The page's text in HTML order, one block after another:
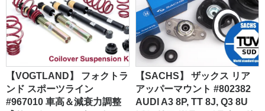
【VOGTLAND】 フォクトラ
ンド スポーツライン
#967010 車高＆減衰力調整
【SACHS】 ザックス リア
アッパーマウント #802382
AUDI A3 8P, TT 8J, Q3 8U